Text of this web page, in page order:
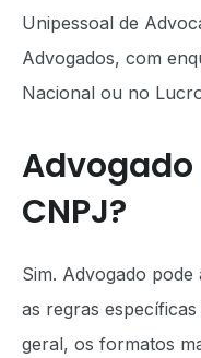
Unipessoal de
Advogados, com
Nacional ou no
CNPJ?
Sim. Advogado
as regras
geral, os formatos